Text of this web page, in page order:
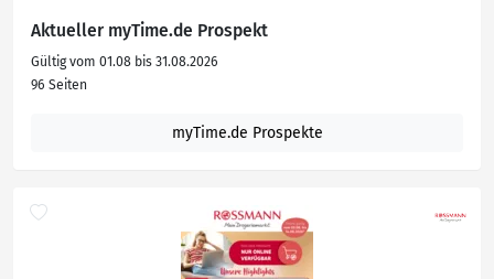
Aktueller myTime.de Prospekt
Gültig vom 01.08 bis 31.08.2026
96 Seiten
myTime.de Prospekte